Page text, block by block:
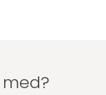
med?